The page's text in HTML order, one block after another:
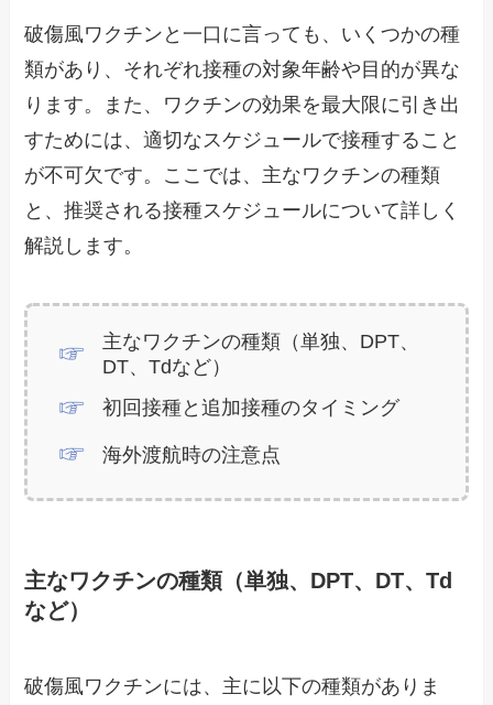
破傷風ワクチンと一口に言っても、いくつかの種
類があり、それぞれ接種の対象年齢や目的が異な
ります。また、ワクチンの効果を最大限に引き出
すためには、適切なスケジュールで接種すること
が不可欠です。ここでは、主なワクチンの種類
と、推奨される接種スケジュールについて詳しく
解説します。
主なワクチンの種類（単独、DPT、
DT、Tdなど）
初回接種と追加接種のタイミング
海外渡航時の注意点
主なワクチンの種類（単独、DPT、DT、Td
など）
破傷風ワクチンには、主に以下の種類がありま